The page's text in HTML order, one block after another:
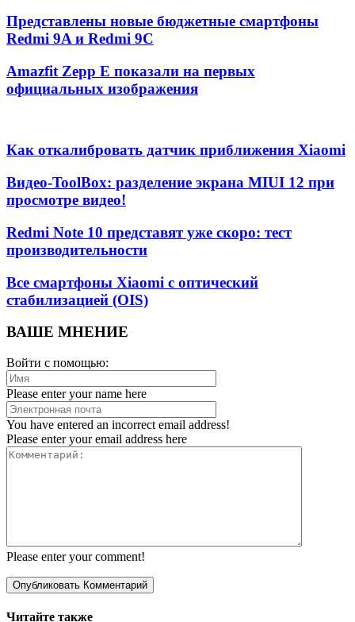
Представлены новые бюджетные смартфоны
Redmi 9A и Redmi 9C
Amazfit Zepp E показали на первых
официальных изображения
Как откалибровать датчик приближения Xiaomi
Видео-ToolBox: разделение экрана MIUI 12 при
просмотре видео!
Redmi Note 10 представят уже скоро: тест
производительности
Все смартфоны Xiaomi с оптический
стабилизацией (OIS)
ВАШЕ МНЕНИЕ
Войти с помощью:
Please enter your name here
You have entered an incorrect email address!
Please enter your email address here
Please enter your comment!
Читайте также